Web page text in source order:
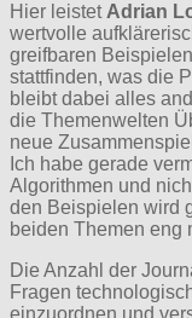
Hier leistetAdrian
wertvolle
greifbaren
stattfinden, was die
bleibt dabei alles
die Themenwelten
neue
Ich habe gerade
Algorithmen und
den Beispielen wird
beiden Themen eng
Die Anzahl der
Fragen